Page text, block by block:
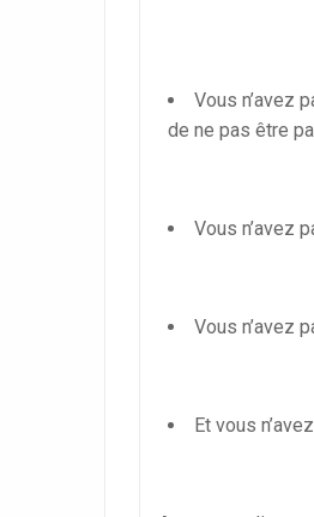
Vous n’avez
de ne pas être
Vous n’avez
Vous n’avez
Et vous